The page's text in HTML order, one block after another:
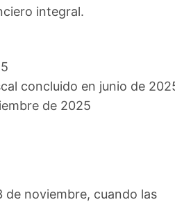
integral.
concluido en junio de
de 2025
de noviembre, cuando las